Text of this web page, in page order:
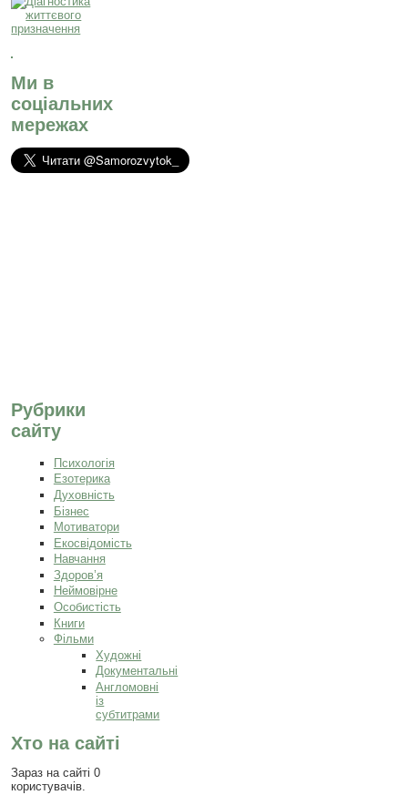
Ми в
соціальних
мережах
Рубрики
сайту
Психологія
Езотерика
Духовність
Бізнес
Мотиватори
Екосвідомість
Навчання
Здоров’я
Неймовірне
Особистість
Книги
Фільми
Художні
Документальні
Англомовні
із
субтитрами
Хто на сайті
Зараз на сайті 0
користувачів.